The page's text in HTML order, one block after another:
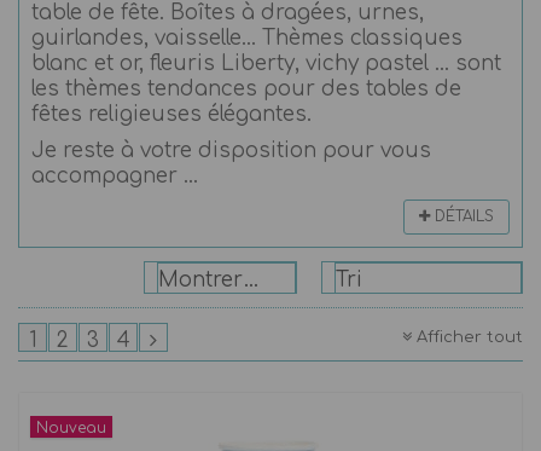
table de fête. Boîtes à dragées, urnes,
guirlandes, vaisselle... Thèmes classiques
blanc et or, fleuris Liberty, vichy pastel ... sont
les thèmes tendances pour des tables de
fêtes religieuses élégantes.
Je reste à votre disposition pour vous
accompagner ...
DÉTAILS
Tri
Montrer: 24
Afficher tout
1 2 3 4
Nouveau